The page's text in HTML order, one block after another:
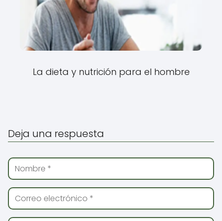
La dieta y nutrición para el hombre
Deja una respuesta